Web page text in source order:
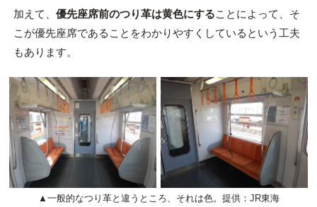
加えて、 優先座席前のつり革は黄色にすることによって、そ
こが優先座席であることをわかりやすくしているという工夫
もあります。
▲一般的なつり革と違うところ、それは色。提供：JR東海